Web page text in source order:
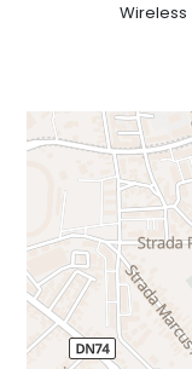
Wireless